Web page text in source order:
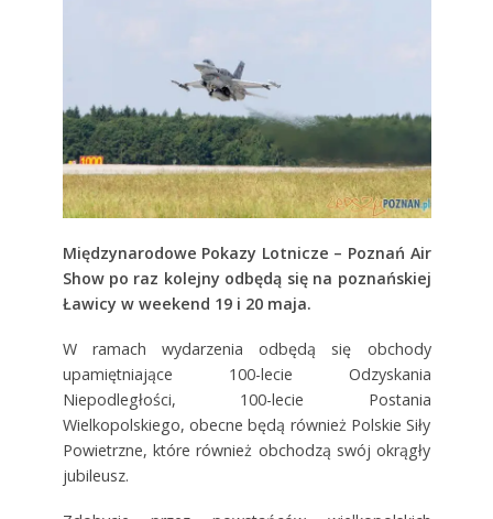
Międzynarodowe Pokazy Lotnicze – Poznań Air
Show po raz kolejny odbędą się na poznańskiej
Ławicy w weekend 19 i 20 maja.
W ramach wydarzenia odbędą się obchody
upamiętniające 100-lecie Odzyskania
Niepodległości, 100-lecie Postania
Wielkopolskiego, obecne będą również Polskie Siły
Powietrzne, które również obchodzą swój okrągły
jubileusz.